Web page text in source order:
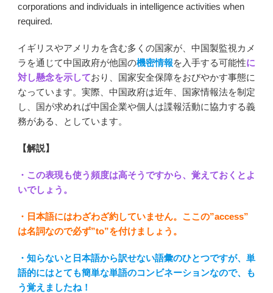
corporations and individuals in intelligence activities when
required.
イギリスやアメリカを含む多くの国家が、中国製監視カメ
ラを通じて中国政府が他国の機密情報を入手する可能性に
対し懸念を示しており、国家安全保障をおびやかす事態に
なっています。実際、中国政府は近年、国家情報法を制定
し、国が求めれば中国企業や個人は諜報活動に協力する義
務がある、としています。
【解説】
・この表現も使う頻度は高そうですから、覚えておくとよ
いでしょう。
・日本語にはわざわざ約していません。ここの”access”
は名詞なので必ず”to”を付けましょう。
・知らないと日本語から訳せない語彙のひとつですが、単
語的にはとても簡単な単語のコンビネーションなので、も
う覚えましたね！